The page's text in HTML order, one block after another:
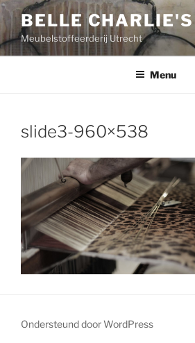
Ga
naar
de
inhoud
BELLE CHARLIE'S
Meubelstoffeerderij Utrecht
Menu
slide3-960×538
Ondersteund door WordPress